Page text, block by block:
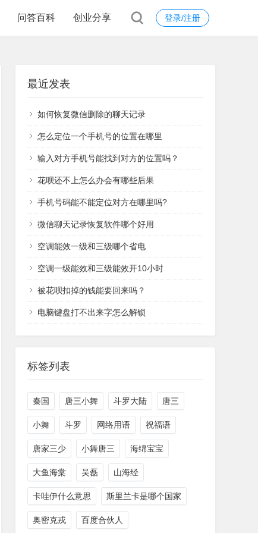
登录/注册
问答百科 创业分享
最近发表
如何恢复微信删除的聊天记录
怎么定位一个手机号的位置在哪里
输入对方手机号能找到对方的位置吗？
花呗还不上怎么办会有哪些后果
手机号码能不能定位对方在哪里吗?
微信聊天记录恢复软件哪个好用
空调能效一级和三级哪个省电
空调一级能效和三级能效开10小时
被花呗扣掉的钱能要回来吗？
电脑键盘打不出来字怎么解锁
标签列表
秦国 唐三小舞 斗罗大陆 唐三
小舞 斗罗 网络用语 祝福语
唐家三少 小舞唐三 海绵宝宝
大鱼海棠 吴磊 山海经
卡哇伊什么意思 斯里兰卡是哪个国家
奥密克戎 百度合伙人